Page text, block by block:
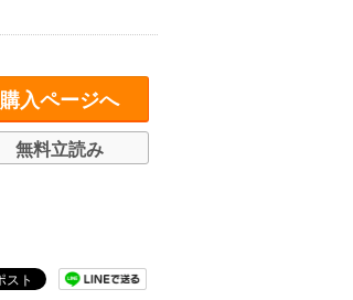
購入ページへ
無料立読み